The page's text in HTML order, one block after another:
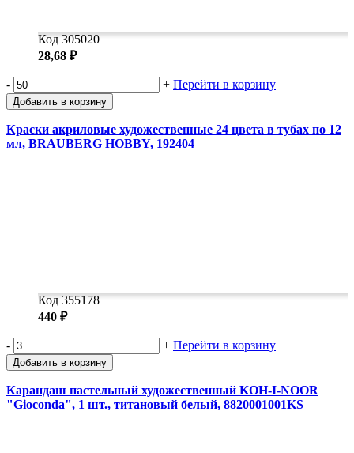
Код 305020
28,68 ₽
- + Перейти в корзину
Добавить в корзину
Краски акриловые художественные 24 цвета в тубах по 12
мл, BRAUBERG HOBBY, 192404
Код 355178
440 ₽
- + Перейти в корзину
Добавить в корзину
Карандаш пастельный художественный KOH-I-NOOR
"Gioconda", 1 шт., титановый белый, 8820001001KS